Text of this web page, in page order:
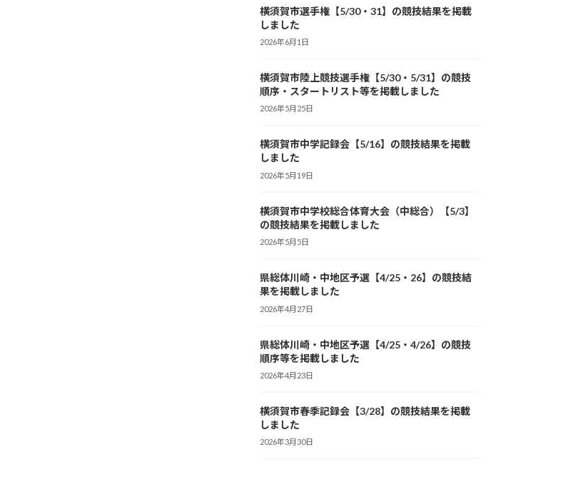
横須賀市選手権【5/30・31】の競技結果を掲載
しました
2026年6月1日
横須賀市陸上競技選手権【5/30・5/31】の競技
順序・スタートリスト等を掲載しました
2026年5月25日
横須賀市中学記録会【5/16】の競技結果を掲載
しました
2026年5月19日
横須賀市中学校総合体育大会（中総合）【5/3】
の競技結果を掲載しました
2026年5月5日
県総体川崎・中地区予選【4/25・26】の競技結
果を掲載しました
2026年4月27日
県総体川崎・中地区予選【4/25・4/26】の競技
順序等を掲載しました
2026年4月23日
横須賀市春季記録会【3/28】の競技結果を掲載
しました
2026年3月30日